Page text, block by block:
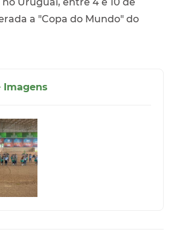
a "Copa do Mundo" do
Imagens